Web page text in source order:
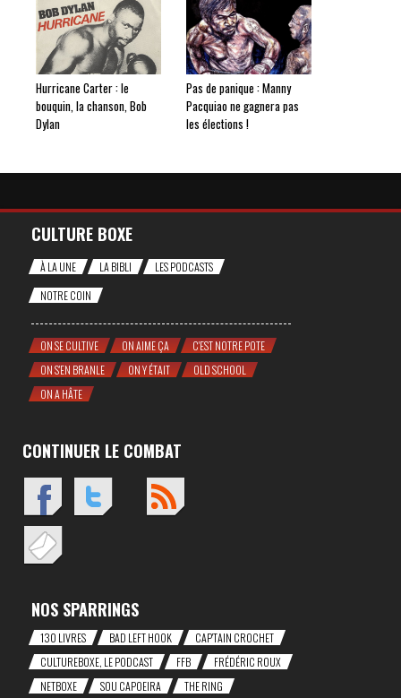
Hurricane Carter : le
bouquin, la chanson, Bob
Dylan
Pas de panique : Manny
Pacquiao ne gagnera pas
les élections !
CULTURE BOXE
À LA UNE LA BIBLI
LES PODCASTS
NOTRE COIN
ON SE CULTIVE ON AIME ÇA
C'EST NOTRE POTE
ON S'EN BRANLE
ON Y ÉTAIT
OLD SCHOOL
ON A HÂTE
CONTINUER LE COMBAT
NOS SPARRINGS
130 LIVRES BAD LEFT HOOK
CAP'TAIN CROCHET
CULTUREBOXE, LE PODCAST
FFB
FRÉDÉRIC ROUX
NETBOXE
SOU CAPOEIRA THE RING